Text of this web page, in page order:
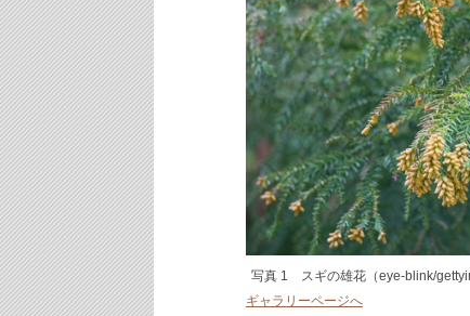
写真 1 スギの雄花（eye-blink/
ギャラリーページへ